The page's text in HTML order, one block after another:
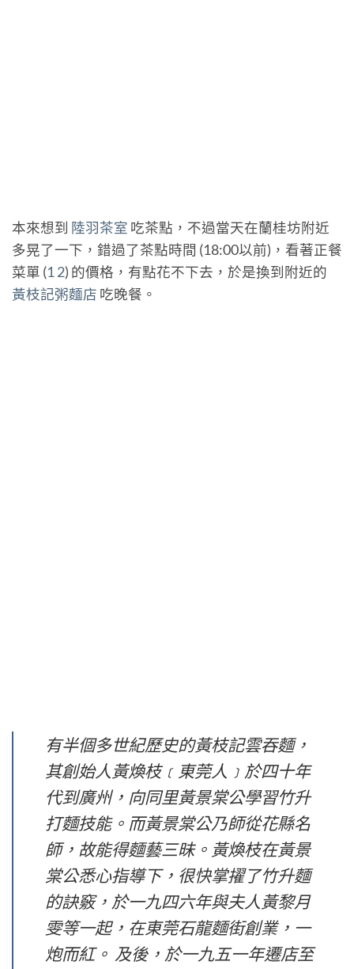
本來想到 陸羽茶室 吃茶點，不過當天在蘭桂坊附近
多晃了一下，錯過了茶點時間 (18:00以前)，看著正餐
菜單 (12) 的價格，有點花不下去，於是換到附近的
黃枝記粥麵店 吃晚餐。
有半個多世紀歷史的黃枝記雲吞麵，
其創始人黃煥枝﹝東莞人﹞於四十年
代到廣州，向同里黃景棠公學習竹升
打麵技能。而黃景棠公乃師從花縣名
師，故能得麵藝三昧。黃煥枝在黃景
棠公悉心指導下，很快掌擢了竹升麵
的訣竅，於一九四六年與夫人黃黎月
雯等一起，在東莞石龍麵街創業，一
炮而紅。 及後，於一九五一年遷店至